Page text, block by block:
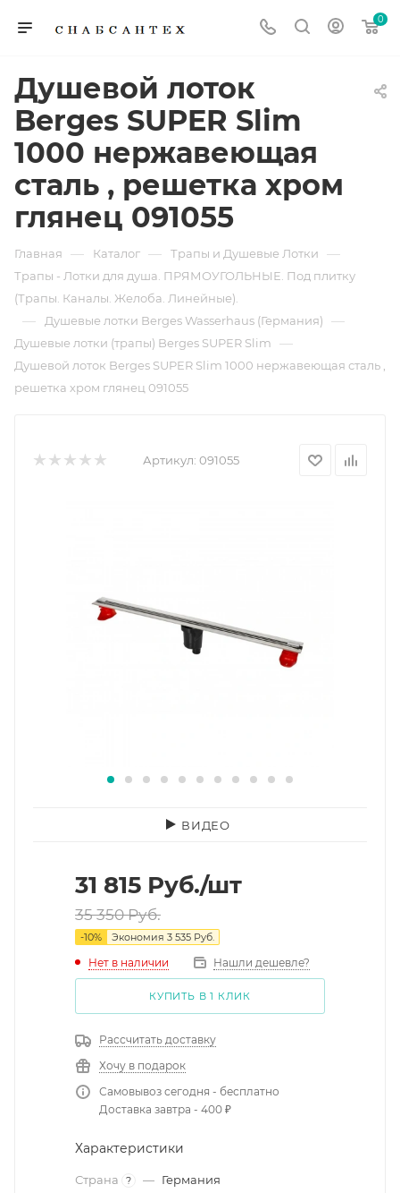
0
Душевой лоток
Berges SUPER Slim
1000 нержавеющая
сталь , решетка хром
глянец 091055
Главная — Каталог — Трапы и Душевые Лотки —
Трапы - Лотки для душа. ПРЯМОУГОЛЬНЫЕ. Под плитку
(Трапы. Каналы. Желоба. Линейные).
— Душевые лотки Berges Wasserhaus (Германия) —
Душевые лотки (трапы) Berges SUPER Slim —
Душевой лоток Berges SUPER Slim 1000 нержавеющая сталь ,
решетка хром глянец 091055
Артикул: 091055
ВИДЕО
31 815 Руб./шт
35 350Руб.
-10% Экономия 3 535 Руб.
Нет в наличии Нашли дешевле?
КУПИТЬ В 1 КЛИК
Рассчитать доставку
Хочу в подарок
Самовывоз сегодня - бесплатно
Доставка завтра - 400 ₽
Характеристики
Страна ? — Германия